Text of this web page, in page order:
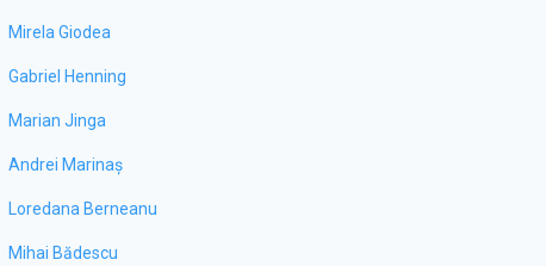
Mirela Giodea
Gabriel Henning
Marian Jinga
Andrei Marinaș
Loredana Berneanu
Mihai Bădescu